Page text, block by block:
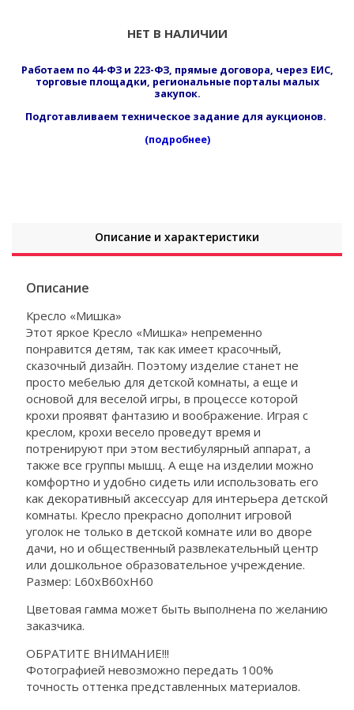
НЕТ В НАЛИЧИИ
Работаем по 44-ФЗ и 223-ФЗ, прямые договора, через ЕИС,
торговые площадки, региональные порталы малых
закупок.
Подготавливаем техническое задание для аукционов.
(подробнее)
Описание и характеристики
Описание
Кресло «Мишка»
Этот яркое Кресло «Мишка» непременно
понравится детям, так как имеет красочный,
сказочный дизайн. Поэтому изделие станет не
просто мебелью для детской комнаты, а еще и
основой для веселой игры, в процессе которой
крохи проявят фантазию и воображение. Играя с
креслом, крохи весело проведут время и
потренируют при этом вестибулярный аппарат, а
также все группы мышц. А еще на изделии можно
комфортно и удобно сидеть или использовать его
как декоративный аксессуар для интерьера детской
комнаты. Кресло прекрасно дополнит игровой
уголок не только в детской комнате или во дворе
дачи, но и общественный развлекательный центр
или дошкольное образовательное учреждение.
Размер: L60хB60хH60
Цветовая гамма может быть выполнена по желанию
заказчика.
ОБРАТИТЕ ВНИМАНИЕ!!!
Фотографией невозможно передать 100%
точность оттенка представленных материалов.